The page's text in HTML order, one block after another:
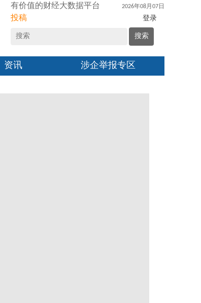
有价值的财经大数据平台
投稿
2026年08月07日
登录
搜索
资讯 涉企举报专区